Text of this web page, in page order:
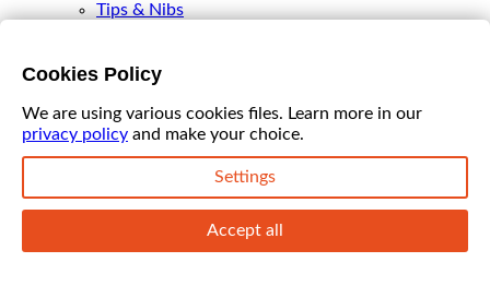
Tips & Nibs
Accessories
VIDEO
Modul
Manir
Rotes
Cookies Policy
We are using various cookies files. Learn more in our
privacy policy and make your choice.
Settings
Accept all